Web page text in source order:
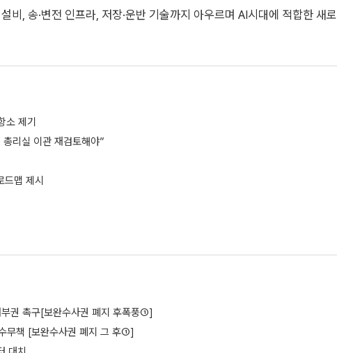
비, 송·변전 인프라, 저장·운반 기술까지 아우르며 AI시대에 적합한 새로
소 제기
리실 이관 재검토해야”
드맵 제시
권 촉구[보완수사권 폐지 후폭풍①]
무책 [보완수사권 폐지 그 후①]